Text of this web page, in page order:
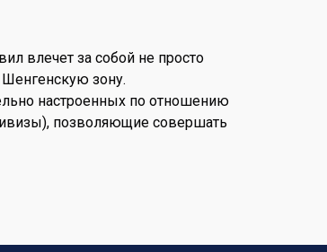
влечет за собой не просто
зону.
настроенных по отношению
позволяющие совершать